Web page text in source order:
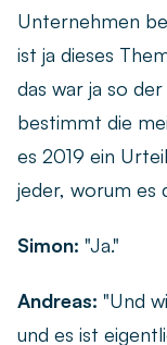
Unternehmen
ist ja dieses
das war ja so
bestimmt die
es 2019 ein
jeder, worum es
Simon: "Ja."
Andreas: "Und
und es ist